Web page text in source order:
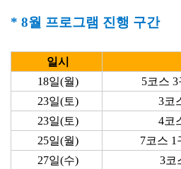
* 8월 프로그램 진행 구간
일시
18일(월)
5코스
23일(토)
3코
23일(토)
4코
25일(월)
7코스 1
27일(수)
3코